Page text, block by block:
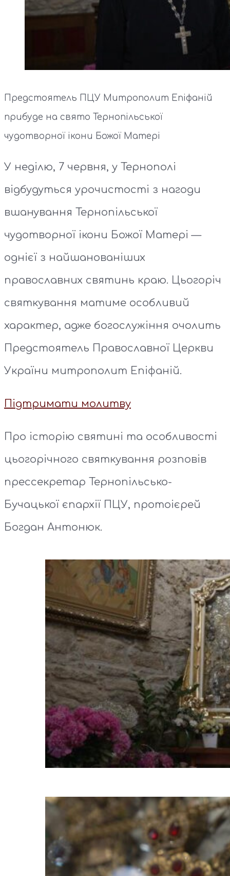
Предстоятель ПЦУ Митрополит Епіфаній
прибуде на свято Тернопільської
чудотворної ікони Божої Матері
У неділю, 7 червня, у Тернополі
відбудуться урочистості з нагоди
вшанування Тернопільської
чудотворної ікони Божої Матері —
однієї з найшанованіших
православних святинь краю. Цьогоріч
святкування матиме особливий
характер, адже богослужіння очолить
Предстоятель Православної Церкви
України митрополит Епіфаній.
Підтримати молитву
Про історію святині та особливості
цьогорічного святкування розповів
прессекретар Тернопільсько-
Бучацької єпархії ПЦУ, протоієрей
Богдан Антонюк.